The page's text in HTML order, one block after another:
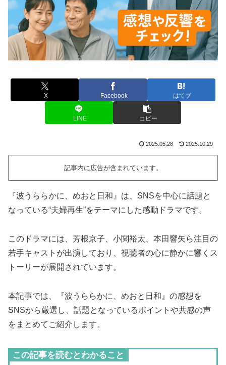
X Facebook はてブ
LINE コピー
2025.05.28 2025.10.29
記事内に広告が含まれています。
『波うららかに、めおと日和』は、SNSを中心に話題と
なっている“夫婦再生”をテーマにした感動ドラマです。
このドラマには、芳根京子、小関裕太、本田響矢ら注目の
若手キャストが出演しており、視聴者の心に静かに響くス
トーリーが展開されています。
本記事では、『波うららかに、めおと日和』の感想を
SNSから厳選し、話題となっているポイントや共感の声
をまとめてご紹介します。
この記事を読むとわかること